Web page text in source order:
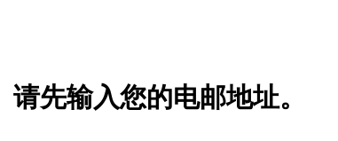
新增/删除选项
请先输入您的电邮地址。